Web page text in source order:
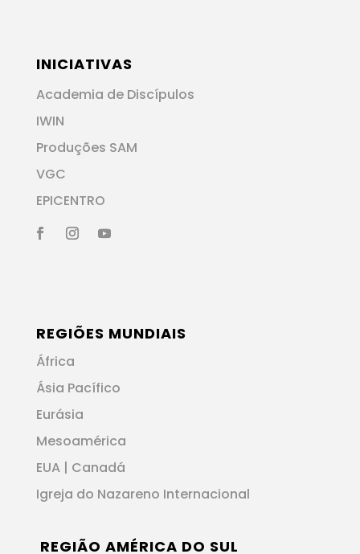
INICIATIVAS
Academia de Discípulos
IWIN
Produções SAM
VGC
EPICENTRO
REGIÕES MUNDIAIS
África
Ásia Pacífico
Eurásia
Mesoamérica
EUA | Canadá
Igreja do Nazareno Internacional
REGIÃO AMÉRICA DO SUL